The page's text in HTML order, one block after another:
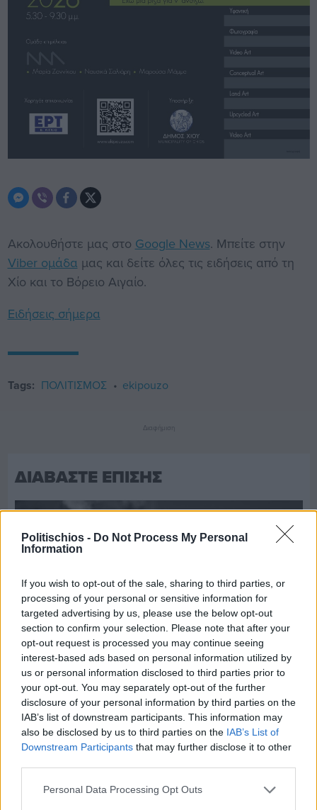
Politischios - Do Not Process My Personal
Information
If you wish to opt-out of the sale, sharing to third parties, or
processing of your personal or sensitive information for
targeted advertising by us, please use the below opt-out
section to confirm your selection. Please note that after your
opt-out request is processed you may continue seeing
interest-based ads based on personal information utilized by
us or personal information disclosed to third parties prior to
your opt-out. You may separately opt-out of the further
disclosure of your personal information by third parties on the
IAB’s list of downstream participants. This information may
also be disclosed by us to third parties on the IAB’s List of
Downstream Participants that may further disclose it to other
Personal Data Processing Opt Outs
Ακολουθήστε μας στο Google News. Μπείτε στην
Viber ομάδα μας και δείτε όλες τις ειδήσεις από τη
Χίο και το Βόρειο Αιγαίο.
Ειδήσεις σήμερα
Tags: ΠΟΛΙΤΙΣΜΟΣ ekipouzo
Διαφήμιση
ΔΙΑΒΑΣΤΕ ΕΠΙΣΗΣ
Πριν 4 ημέρες
Παναγιώτης Μυλωθρίδης: Η πλαστική
χειρουργική με επίκεντρο τον άνθρωπο